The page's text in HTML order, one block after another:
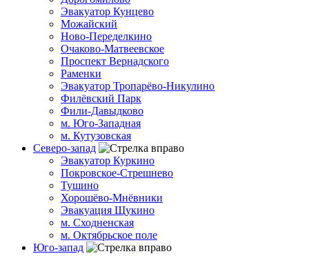
Эвакуатор Кунцево
Можайский
Ново-Переделкино
Очаково-Матвеевское
Проспект Вернадского
Раменки
Эвакуатор Тропарёво-Никулино
Филёвский Парк
Фили-Давыдково
м. Юго-Западная
м. Кутузовская
Северо-запад
Эвакуатор Куркино
Покровское-Стрешнево
Тушино
Хорошёво-Мнёвники
Эвакуация Щукино
м. Сходненская
м. Октябрьское поле
Юго-запад